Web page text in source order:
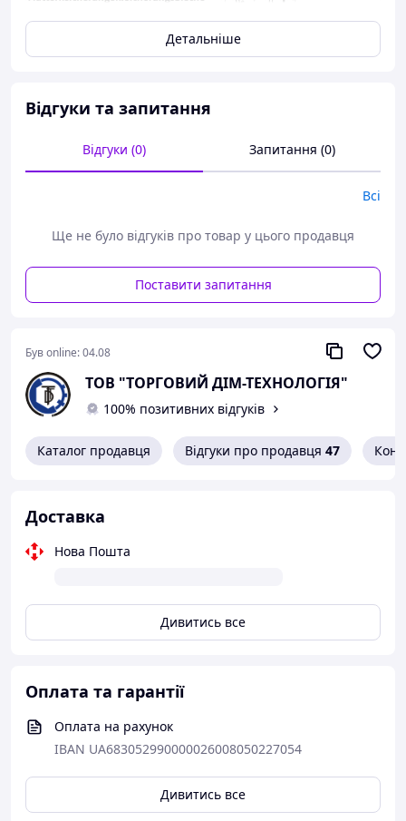
Детальніше
Відгуки та запитання
Відгуки (0) Запитання (0)
Всі
Ще не було відгуків про товар у цього продавця
Поставити запитання
Був online:04.08
ТОВ "ТОРГОВИЙ ДІМ-ТЕХНОЛОГІЯ"
100% позитивних відгуків
Каталог продавця Відгуки про продавця 47
Доставка
Нова Пошта
Дивитись все
Оплата та гарантії
Оплата на рахунок
IBAN UA683052990000026008050227054
Дивитись все